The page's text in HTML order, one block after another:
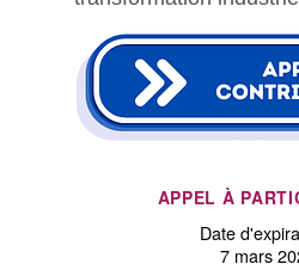
APPEL À
Date
7 mars